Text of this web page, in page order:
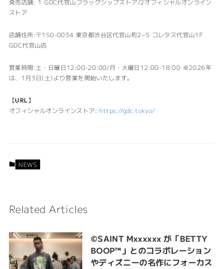
ストア
店舗住所:〒150-0034 東京都渋谷区代官山町2−5 コレタス代官山1F
GDC代官山店
営業時間:土・日曜日12:00-20:00/月・火曜日12:00-18:00 ※2026年
は、1月3日(土)より営業を開始いたします。
【URL】
オフィシャルオンラインストア: https://gdc.tokyo/
NEWS
Related Articles
©SAINT Mxxxxxx が「BETTY
BOOP™︎」とのコラボレーション
やディズニーの名作にフォーカス